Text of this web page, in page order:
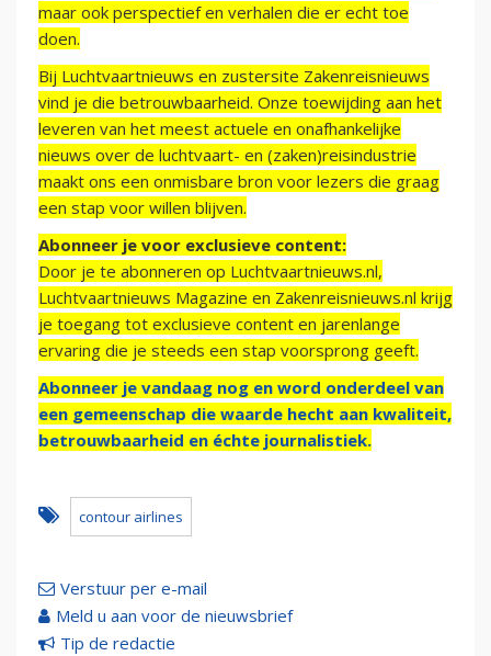
maar ook perspectief en verhalen die er echt toe
doen.
Bij Luchtvaartnieuws en zustersite Zakenreisnieuws
vind je die betrouwbaarheid. Onze toewijding aan het
leveren van het meest actuele en onafhankelijke
nieuws over de luchtvaart- en (zaken)reisindustrie
maakt ons een onmisbare bron voor lezers die graag
een stap voor willen blijven.
Abonneer je voor exclusieve content:
Door je te abonneren op Luchtvaartnieuws.nl,
Luchtvaartnieuws Magazine en Zakenreisnieuws.nl krijg
je toegang tot exclusieve content en jarenlange
ervaring die je steeds een stap voorsprong geeft.
Abonneer je vandaag nog en word onderdeel van
een gemeenschap die waarde hecht aan kwaliteit,
betrouwbaarheid en échte journalistiek.
contour airlines
Verstuur per e-mail
Meld u aan voor de nieuwsbrief
Tip de redactie